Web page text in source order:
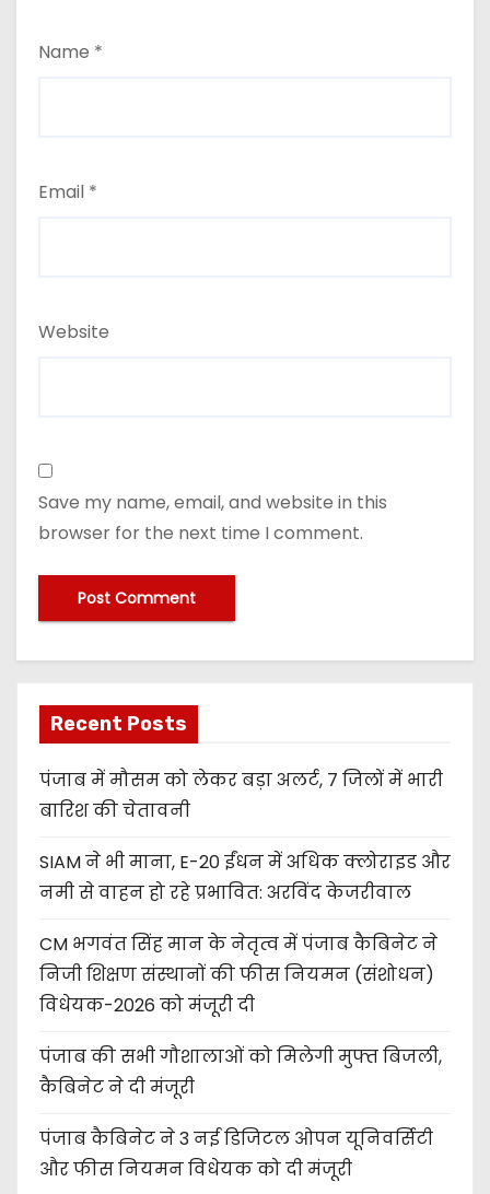
Name *
Email *
Website
Save my name, email, and website in this
browser for the next time I comment.
Recent Posts
पंजाब में मौसम को लेकर बड़ा अलर्ट, 7 जिलों में भारी
बारिश की चेतावनी
SIAM ने भी माना, E-20 ईंधन में अधिक क्लोराइड और
नमी से वाहन हो रहे प्रभावित: अरविंद केजरीवाल
CM भगवंत सिंह मान के नेतृत्व में पंजाब कैबिनेट ने
निजी शिक्षण संस्थानों की फीस नियमन (संशोधन)
विधेयक-2026 को मंजूरी दी
पंजाब की सभी गौशालाओं को मिलेगी मुफ्त बिजली,
कैबिनेट ने दी मंजूरी
पंजाब कैबिनेट ने 3 नई डिजिटल ओपन यूनिवर्सिटी
और फीस नियमन विधेयक को दी मंजूरी